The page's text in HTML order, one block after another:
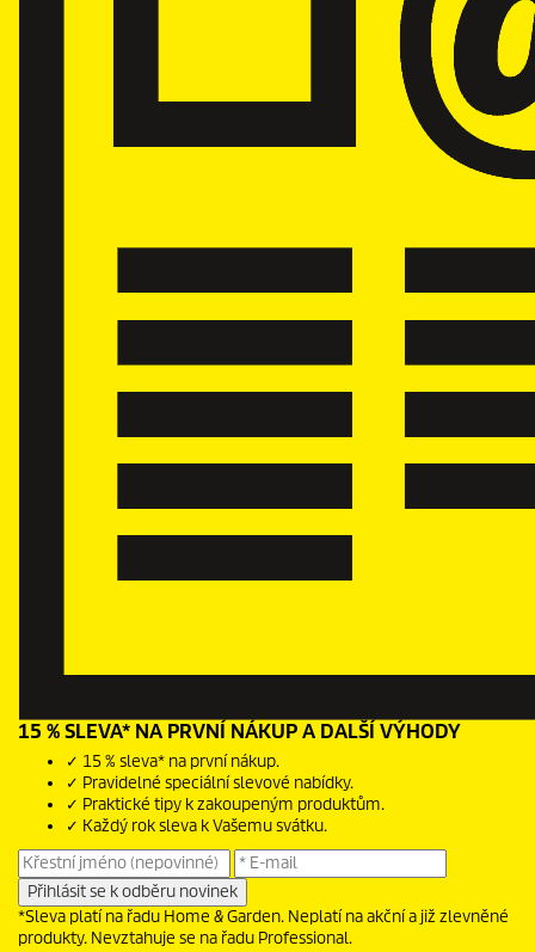
15 % SLEVA* NA PRVNÍ NÁKUP A DALŠÍ VÝHODY
✓ 15 % sleva* na první nákup.
✓ Pravidelné speciální slevové nabídky.
✓ Praktické tipy k zakoupeným produktům.
✓ Každý rok sleva k Vašemu svátku.
*Sleva platí na řadu Home & Garden. Neplatí na akční a již zlevněné
produkty. Nevztahuje se na řadu Professional.